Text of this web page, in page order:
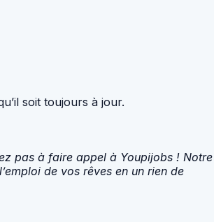
soit toujours à jour.
pas à faire appel à Youpijobs ! Notre
de vos rêves en un rien de